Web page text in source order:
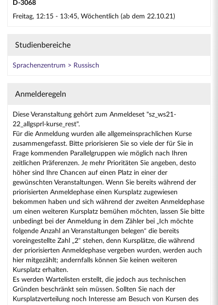
D-3068
Freitag, 12:15 - 13:45, Wöchentlich (ab dem 22.10.21)
Studienbereiche
Sprachenzentrum > Russisch
Anmelderegeln
Diese Veranstaltung gehört zum Anmeldeset "sz_ws21-
22_allgsprl-kurse_rest".
Für die Anmeldung wurden alle allgemeinsprachlichen Kurse
zusammengefasst. Bitte priorisieren Sie so viele der für Sie in
Frage kommenden Parallelgruppen wie möglich nach Ihren
zeitlichen Präferenzen. Je mehr Prioritäten Sie angeben, desto
höher sind Ihre Chancen auf einen Platz in einer der
gewünschten Veranstaltungen. Wenn Sie bereits während der
priorisierten Anmeldephase einen Kursplatz zugewiesen
bekommen haben und sich während der zweiten Anmeldephase
um einen weiteren Kursplatz bemühen möchten, lassen Sie bitte
unbedingt bei der Anmeldung in dem Zähler bei „Ich möchte
folgende Anzahl an Veranstaltungen belegen“ die bereits
voreingestellte Zahl „2“ stehen, denn Kursplätze, die während
der priorisierten Anmeldephase vergeben wurden, werden auch
hier mitgezählt; andernfalls können Sie keinen weiteren
Kursplatz erhalten.
Es werden Wartelisten erstellt, die jedoch aus technischen
Gründen beschränkt sein müssen. Sollten Sie nach der
Kursplatzverteilung noch Interesse am Besuch von Kursen des